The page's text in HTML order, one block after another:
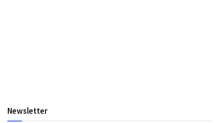
Newsletter